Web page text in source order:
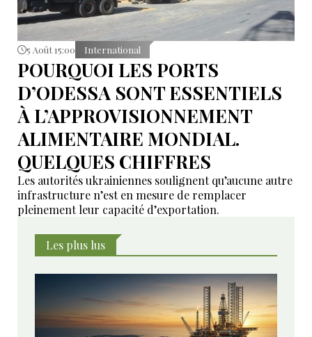
5 Août 15:00 International
POURQUOI LES PORTS
D’ODESSA SONT ESSENTIELS
À L’APPROVISIONNEMENT
ALIMENTAIRE MONDIAL.
QUELQUES CHIFFRES
Les autorités ukrainiennes soulignent qu’aucune autre
infrastructure n’est en mesure de remplacer
pleinement leur capacité d’exportation.
Les plus lus